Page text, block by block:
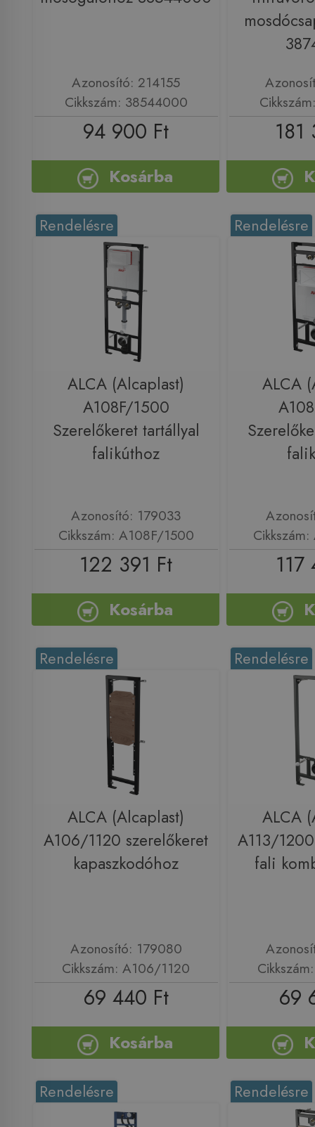
Azonosító: 214155
Cikkszám: 38544000
94 900 Ft
Kosárba
181
Rendelésre
ALCA (Alcaplast)
A108F/1500
Szerelőkeret tartállyal
falikúthoz
Azonosító: 179033
Cikkszám: A108F/1500
122 391 Ft
Kosárba
Rendelésre
ALCA
117
Rendelésre
ALCA (Alcaplast)
A106/1120 szerelőkeret
kapaszkodóhoz
Azonosító: 179080
Cikkszám: A106/1120
69 440 Ft
Kosárba
Rendelésre
ALCA
A113/
fali
69
Rendelésre Rendelésre